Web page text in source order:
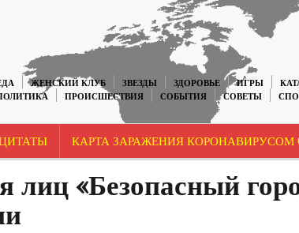
ЖЕНСКИЙ КЛУБ ЗВЕЗДЫ ЗДОРОВЬЕ ИГРЫ
ПРОИСШЕСТВИЯ СОБЫТИЯ СОВЕТЫ
КАРТА ЗАРАЖЕНИЯ КОРОНАВИРУСОМ
лиц «Безопасный